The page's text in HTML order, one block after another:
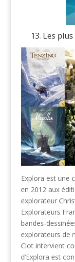
13. Les
Explora est une
en 2012 aux
explorateur
Explorateurs
bandes-
explorateurs de
Clot intervient
d’Explora est